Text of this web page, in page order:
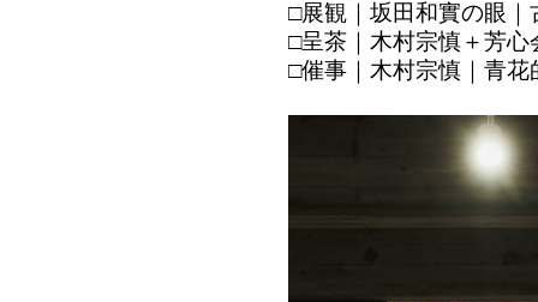
□展観｜坂田和實の眼
□呈茶｜木村宗慎＋芳心
□催事｜木村宗慎｜青花